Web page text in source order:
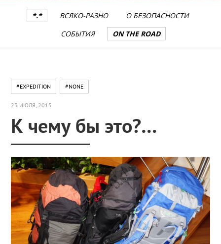
*.* ВСЯКО-РАЗНО
О БЕЗОПАСНОСТИ
СОБЫТИЯ
ON THE ROAD
#EXPEDITION #NONE
23 ИЮЛЯ, 2015
К чему бы это?…